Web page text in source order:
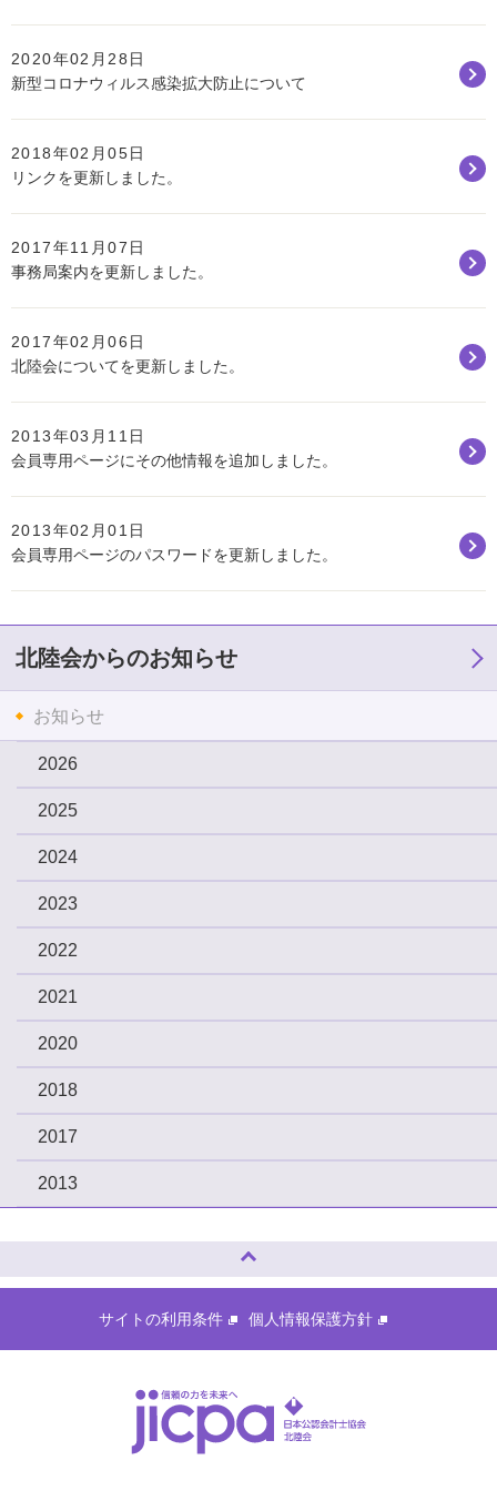
2020年02月28日
新型コロナウィルス感染拡大防止について
2018年02月05日
リンクを更新しました。
2017年11月07日
事務局案内を更新しました。
2017年02月06日
北陸会についてを更新しました。
2013年03月11日
会員専用ページにその他情報を追加しました。
2013年02月01日
会員専用ページのパスワードを更新しました。
北陸会からのお知らせ
お知らせ
2026
2025
2024
2023
2022
2021
2020
2018
2017
2013
サイトの利用条件 個人情報保護方針